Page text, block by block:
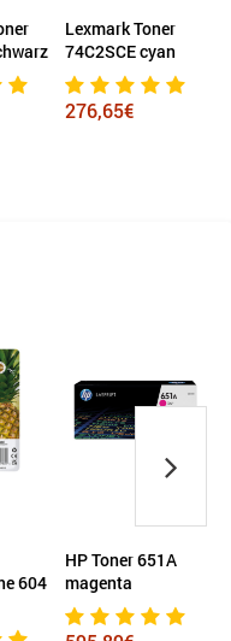
Lexmark Toner
74C2SCE cyan
276,65€
604
HP Toner 651A
magenta